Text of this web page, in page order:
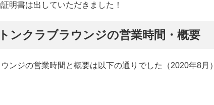
明書は出していただきました！
ンクラブラウンジの営業時間・概要
ンジの営業時間と概要は以下の通りでした（2020年8月）